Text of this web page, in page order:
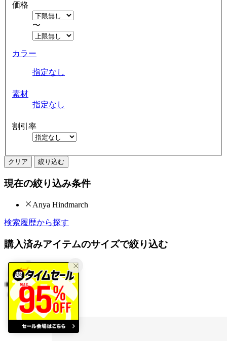
価格
〜
カラー
指定なし
素材
指定なし
割引率
クリア 絞り込む
現在の絞り込み条件
Anya Hindmarch
検索履歴から探す
購入済みアイテムのサイズで絞り込む